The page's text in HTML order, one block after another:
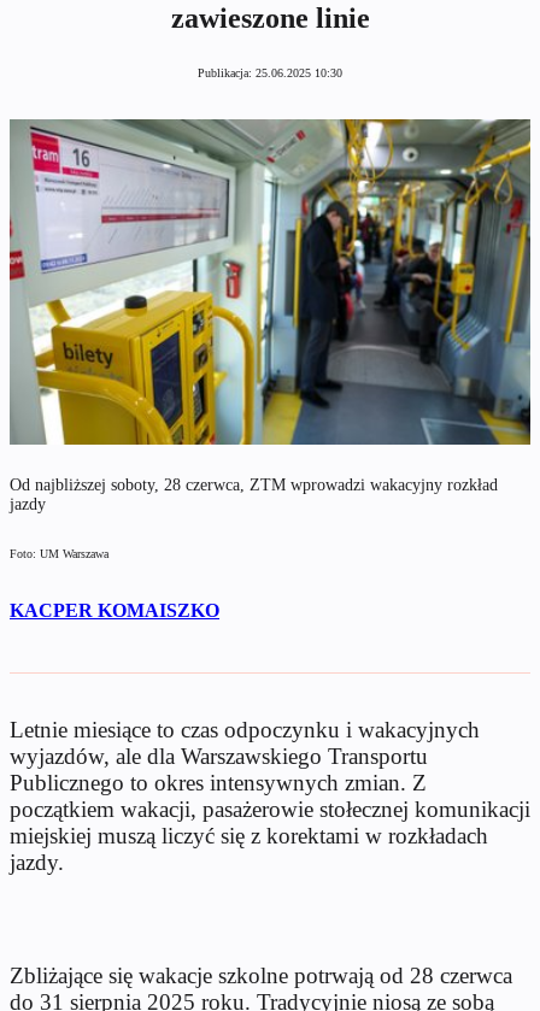
zawieszone linie
Publikacja: 25.06.2025 10:30
Od najbliższej soboty, 28 czerwca, ZTM wprowadzi wakacyjny rozkład
jazdy
Foto: UM Warszawa
KACPER KOMAISZKO
Letnie miesiące to czas odpoczynku i wakacyjnych
wyjazdów, ale dla Warszawskiego Transportu
Publicznego to okres intensywnych zmian. Z
początkiem wakacji, pasażerowie stołecznej komunikacji
miejskiej muszą liczyć się z korektami w rozkładach
jazdy.
Zbliżające się wakacje szkolne potrwają od 28 czerwca
do 31 sierpnia 2025 roku. Tradycyjnie niosą ze sobą